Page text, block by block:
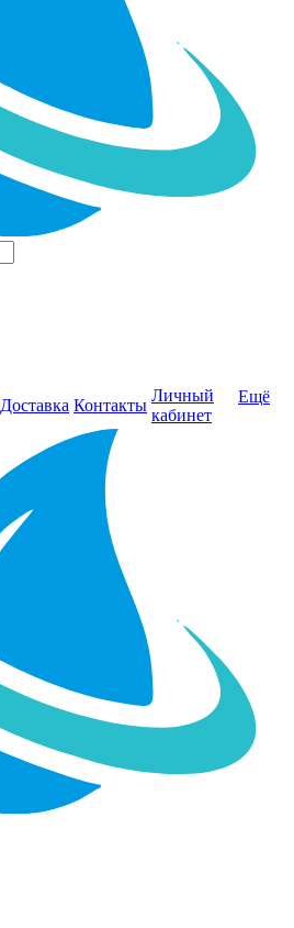
Доставка Контакты
Личный
кабинет
Ещё